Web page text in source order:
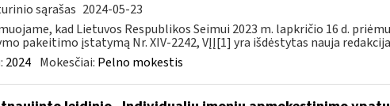
sąrašas 2024-05-23
kad Lietuvos Respublikos Seimui 2023 m. lapkričio 16 d.
pakeitimo įstatymą Nr. XIV-2242, VĮĮ[1] yra išdėstytas nauja
2024 Mokesčiai: Pelno mokestis